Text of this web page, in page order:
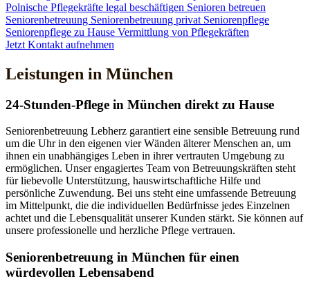
Polnische Pflegekräfte legal beschäftigen Senioren betreuen
Seniorenbetreuung Seniorenbetreuung privat Seniorenpflege
Seniorenpflege zu Hause Vermittlung von Pflegekräften
Jetzt Kontakt aufnehmen
Leistungen in München
24-Stunden-Pflege in München direkt zu Hause
Seniorenbetreuung Lebherz garantiert eine sensible Betreuung rund
um die Uhr in den eigenen vier Wänden älterer Menschen an, um
ihnen ein unabhängiges Leben in ihrer vertrauten Umgebung zu
ermöglichen. Unser engagiertes Team von Betreuungskräften steht
für liebevolle Unterstützung, hauswirtschaftliche Hilfe und
persönliche Zuwendung. Bei uns steht eine umfassende Betreuung
im Mittelpunkt, die die individuellen Bedürfnisse jedes Einzelnen
achtet und die Lebensqualität unserer Kunden stärkt. Sie können auf
unsere professionelle und herzliche Pflege vertrauen.
Senioren­betreuung in München für einen
würdevollen Lebensabend